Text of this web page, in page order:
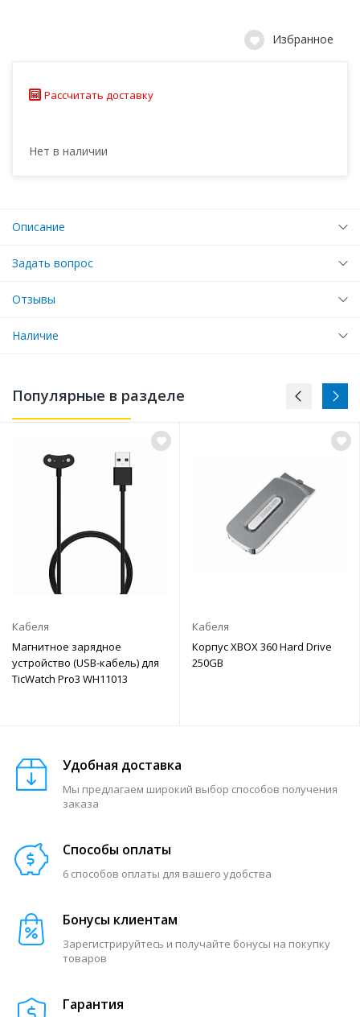
Избранное
Рассчитать доставку
Нет в наличии
Описание
Задать вопрос
Отзывы
Наличие
Популярные в разделе
Кабеля
Магнитное зарядное
устройство (USB-кабель) для
TicWatch Pro3 WH11013
Кабеля
Корпус XBOX 360 Hard Drive
250GB
Удобная доставка
Мы предлагаем широкий выбор способов получения
заказа
Способы оплаты
6 способов оплаты для вашего удобства
Бонусы клиентам
Зарегистрируйтесь и получайте бонусы на покупку
товаров
Гарантия